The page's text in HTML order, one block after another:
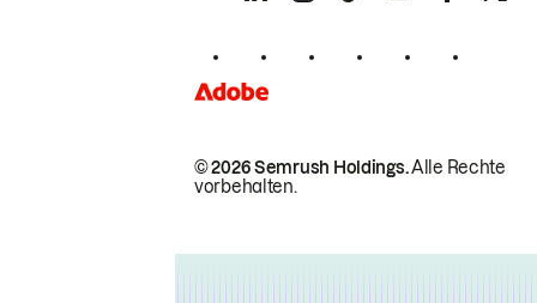
© 2026 Semrush Holdings.Alle Rechte
vorbehalten.